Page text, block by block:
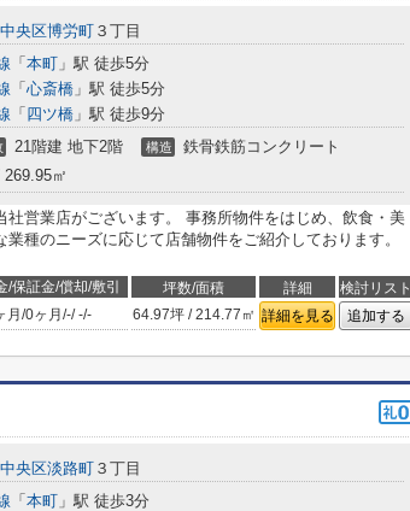
央区博労町 ３丁目
「 本町 」駅 徒歩5分
「 心斎橋 」駅 徒歩5分
「 四ツ橋 」駅 徒歩9分
21階建 地下2階 構造 鉄骨鉄筋コンクリート
㎡
社営業店がございます。 事務所物件をはじめ、飲食・美
種のニーズに応じて店舗物件をご紹介しております。
/保証金/償却/敷引 坪数/面積 詳細
検討リスト
月 /0ヶ月 /-/-/- 64.97坪 / 214.77㎡ 詳細を見る 追加する
央区淡路町 ３丁目
「 本町 」駅 徒歩3分